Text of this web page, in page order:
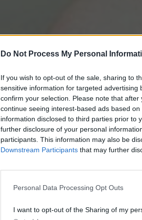
Do Not Process My Personal
If you wish to opt-out of the sale, sharing to
sensitive information for targeted
confirm your selection. Please note that
continue seeing interest-based ads based
information disclosed to third parties prior to
further disclosure of your personal
participants. This information may also be
Downstream Participants that may further
Personal Data Processing Opt Outs
I want to opt-out of the Sharing of my
Μμμ! Πολύ δύσκολος λεκές,
και μοκέτες. Αλλά!Όσον αφορά
Όσο για λεκέ σε χαλιά και
Δέρμα
Ο λεκές από βαφή μαλλιών
λίγο σκληρό για την
Εναλλακτικά δοκιμάστε με